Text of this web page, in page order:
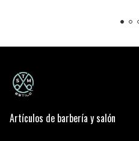
Artículos de barbería y salón